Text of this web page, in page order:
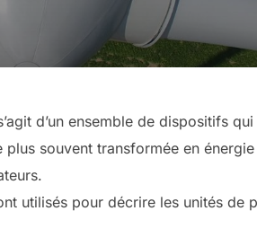
d’un ensemble de dispositifs
souvent transformée en
utilisés pour décrire les unités de